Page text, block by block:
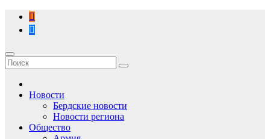
Перейти
содержимому
Новости
Бердские новости
Новости региона
Общество